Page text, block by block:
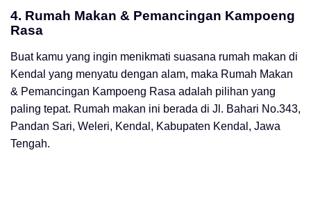
4. Rumah Makan & Pemancingan Kampoeng
Rasa
Buat kamu yang ingin menikmati suasana rumah makan di
Kendal yang menyatu dengan alam, maka Rumah Makan
& Pemancingan Kampoeng Rasa adalah pilihan yang
paling tepat. Rumah makan ini berada di Jl. Bahari No.343,
Pandan Sari, Weleri, Kendal, Kabupaten Kendal, Jawa
Tengah.